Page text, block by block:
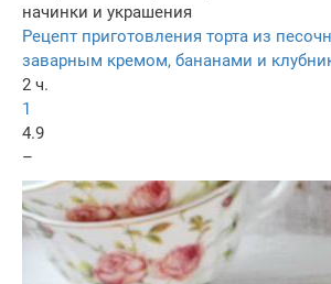
начинки и украшения
Рецепт приготовления торта из
заварным кремом, бананами и
2 ч.
1
4.9
–